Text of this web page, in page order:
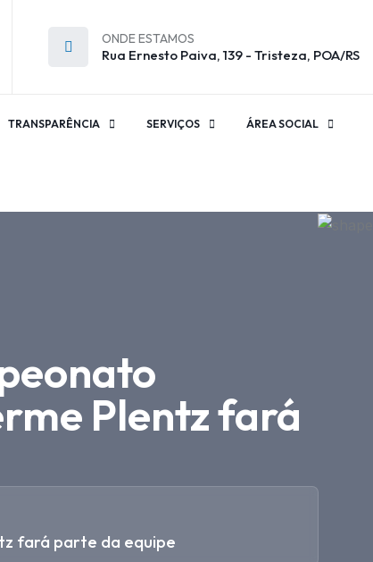
ONDE ESTAMOS
Rua Ernesto Paiva, 139 - Tristeza, POA/RS
TRANSPARÊNCIA SERVIÇOS ÁREA SOCIAL
Plentz fará
fará parte da equipe